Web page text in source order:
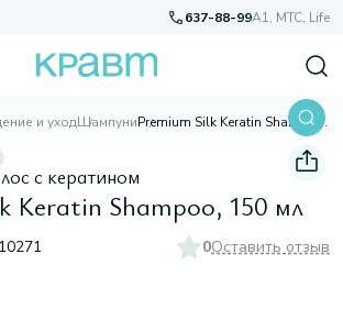
637-88-99A1, МТС, Life
и уходШампуни Premium Silk Keratin Shampoo, 150 мл
с кератином
Keratin Shampoo, 150 мл
0Оставить отзыв